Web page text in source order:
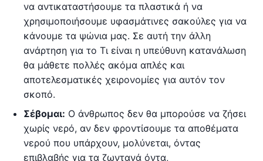
να αντικαταστήσουμε τα πλαστικά ή να
χρησιμοποιήσουμε υφασμάτινες σακούλες για να
κάνουμε τα ψώνια μας. Σε αυτή την άλλη
ανάρτηση για το Τι είναι η υπεύθυνη κατανάλωση
θα μάθετε πολλές ακόμα απλές και
αποτελεσματικές χειρονομίες για αυτόν τον
σκοπό.
Σέβομαι: Ο άνθρωπος δεν θα μπορούσε να ζήσει
χωρίς νερό, αν δεν φροντίσουμε τα αποθέματα
νερού που υπάρχουν, μολύνεται, όντας
επιβλαβής για τα ζωντανά όντα,